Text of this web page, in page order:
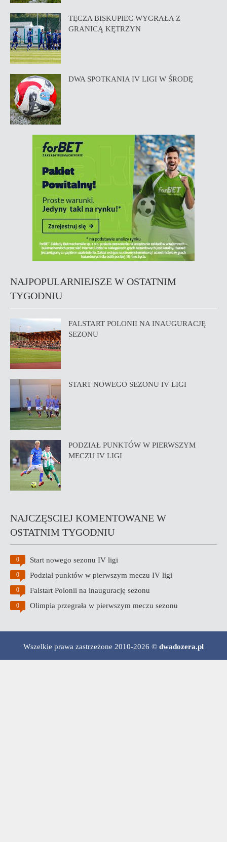
TĘCZA BISKUPIEC WYGRAŁA Z
GRANICĄ KĘTRZYN
DWA SPOTKANIA IV LIGI W ŚRODĘ
NAJPOPULARNIEJSZE W OSTATNIM
TYGODNIU
FALSTART POLONII NA INAUGURACJĘ
SEZONU
START NOWEGO SEZONU IV LIGI
PODZIAŁ PUNKTÓW W PIERWSZYM
MECZU IV LIGI
NAJCZĘSCIEJ KOMENTOWANE W
OSTATNIM TYGODNIU
0 Start nowego sezonu IV ligi
0 Podział punktów w pierwszym meczu IV ligi
0 Falstart Polonii na inaugurację sezonu
0 Olimpia przegrała w pierwszym meczu sezonu
Wszelkie prawa zastrzeżone 2010-2026 © dwadozera.pl